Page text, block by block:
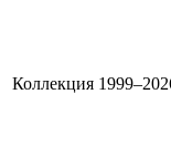
Коллекция